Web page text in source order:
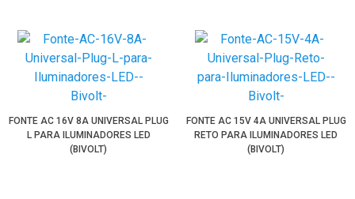
FONTE AC 16V 8A UNIVERSAL PLUG
L PARA ILUMINADORES LED
(BIVOLT)
FONTE AC 15V 4A UNIVERSAL PLUG
RETO PARA ILUMINADORES LED
(BIVOLT)